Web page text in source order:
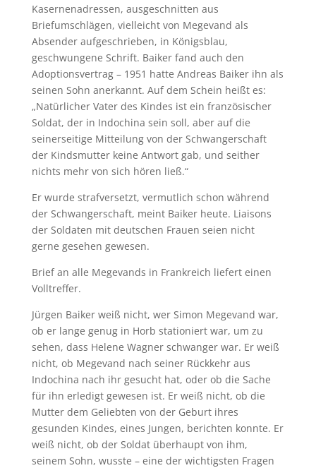
Kasernenadressen, ausgeschnitten aus
Briefumschlägen, vielleicht von Megevand als
Absender aufgeschrieben, in Königsblau,
geschwungene Schrift. Baiker fand auch den
Adoptionsvertrag – 1951 hatte Andreas Baiker ihn als
seinen Sohn anerkannt. Auf dem Schein heißt es:
„Natürlicher Vater des Kindes ist ein französischer
Soldat, der in Indochina sein soll, aber auf die
seinerseitige Mitteilung von der Schwangerschaft
der Kindsmutter keine Antwort gab, und seither
nichts mehr von sich hören ließ.“
Er wurde strafversetzt, vermutlich schon während
der Schwangerschaft, meint Baiker heute. Liaisons
der Soldaten mit deutschen Frauen seien nicht
gerne gesehen gewesen.
Brief an alle Megevands in Frankreich liefert einen
Volltreffer.
Jürgen Baiker weiß nicht, wer Simon Megevand war,
ob er lange genug in Horb stationiert war, um zu
sehen, dass Helene Wagner schwanger war. Er weiß
nicht, ob Megevand nach seiner Rückkehr aus
Indochina nach ihr gesucht hat, oder ob die Sache
für ihn erledigt gewesen ist. Er weiß nicht, ob die
Mutter dem Geliebten von der Geburt ihres
gesunden Kindes, eines Jungen, berichten konnte. Er
weiß nicht, ob der Soldat überhaupt von ihm,
seinem Sohn, wusste – eine der wichtigsten Fragen